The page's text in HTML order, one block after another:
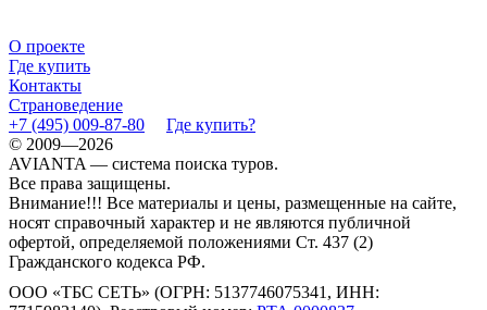
О проекте
Где купить
Контакты
Страноведение
+7 (495) 009-87-80
Где купить?
© 2009—2026
AVIANTA — система поиска туров.
Все права защищены.
Внимание!!! Все материалы и цены, размещенные на сайте,
носят справочный характер и не являются публичной
офертой, определяемой положениями Ст. 437 (2)
Гражданского кодекса РФ.
ООО «ТБС СЕТЬ» (ОГРН: 5137746075341, ИНН: